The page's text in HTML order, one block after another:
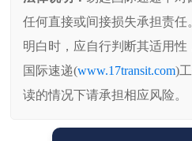
任何直接或间接损失承担责
明白时，应自行判断其适用
国际速递(www.17transit.com)
读的情况下请承担相应风险。